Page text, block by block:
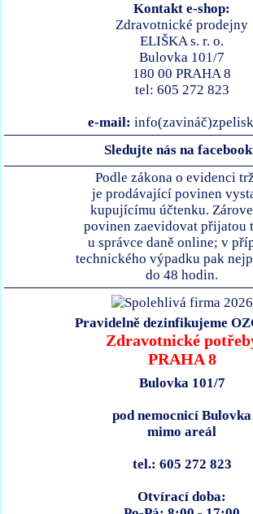
Kontakt e-shop:
Zdravotnické prodejny
ELIŠKA s. r. o.
Bulovka 101/7
180 00 PRAHA 8
tel: 605 272 823
e-mail:
Sledujte nás na
Podle zákona o evidenci
je prodávající povinen
kupujícímu účtenku.
povinen zaevidovat přijatou
u správce daně online; v
technického výpadku pak
do 48 hodin.
Pravidelně dezinfikujeme
Zdravotnické
PRAHA 8
Bulovka 101/7
pod nemocnicí Bulovka
mimo areál
tel.: 605 272 823
Otvírací doba: